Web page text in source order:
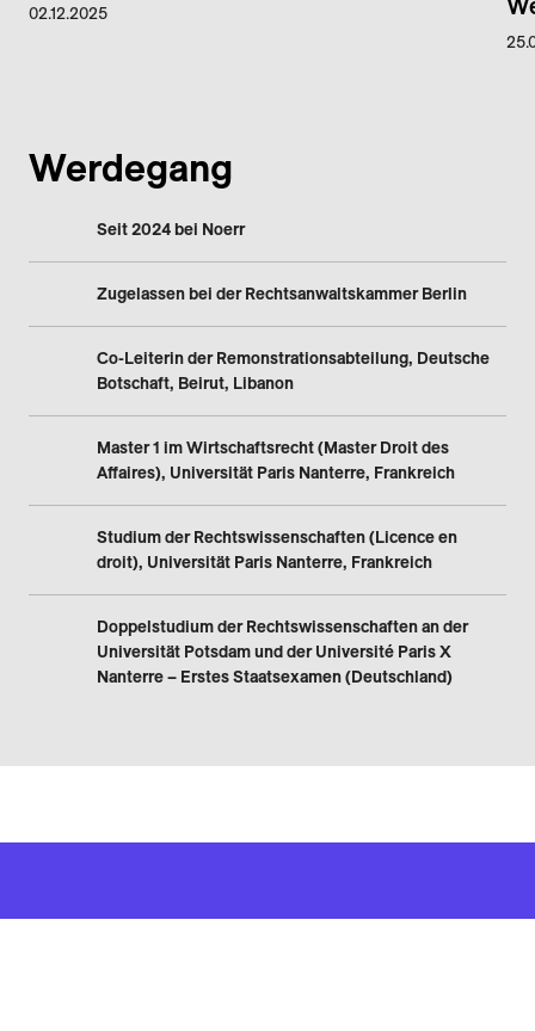
02.12.2025
Werdegang
Seit 2024 bei Noerr
Zugelassen bei der Rechtsanwaltskammer Berlin
Co-Leiterin der Remonstrationsabteilung, Deutsche
Botschaft, Beirut, Libanon
Master 1 im Wirtschaftsrecht (Master Droit des
Affaires), Universität Paris Nanterre, Frankreich
Studium der Rechtswissenschaften (Licence en
droit), Universität Paris Nanterre, Frankreich
Doppelstudium der Rechtswissenschaften an der
Universität Potsdam und der Université Paris X
Nanterre – Erstes Staatsexamen (Deutschland)